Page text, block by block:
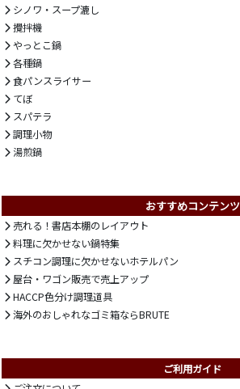
シノワ・スープ漉し
攪拌機
やっとこ鍋
各種鍋
食パンスライサー
てぼ
スパテラ
調理小物
湯煎鍋
おすすめコンテンツ
売れる！書店本棚のレイアウト
料理に欠かせない鍋特集
スチコン調理に欠かせないホテルパン
屋台・ワゴン販売で売上アップ
HACCP色分け調理道具
海外のおしゃれなゴミ箱ならBRUTE
ご利用ガイド